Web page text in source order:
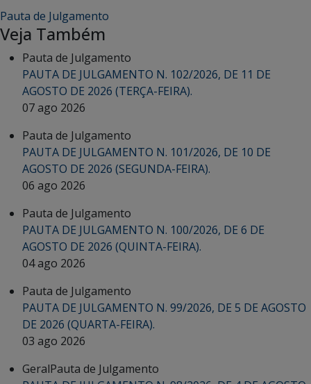
Pauta de Julgamento
Veja Também
Pauta de Julgamento
PAUTA DE JULGAMENTO N. 102/2026, DE 11 DE
AGOSTO DE 2026 (TERÇA-FEIRA).
07 ago 2026
Pauta de Julgamento
PAUTA DE JULGAMENTO N. 101/2026, DE 10 DE
AGOSTO DE 2026 (SEGUNDA-FEIRA).
06 ago 2026
Pauta de Julgamento
PAUTA DE JULGAMENTO N. 100/2026, DE 6 DE
AGOSTO DE 2026 (QUINTA-FEIRA).
04 ago 2026
Pauta de Julgamento
PAUTA DE JULGAMENTO N. 99/2026, DE 5 DE AGOSTO
DE 2026 (QUARTA-FEIRA).
03 ago 2026
GeralPauta de Julgamento